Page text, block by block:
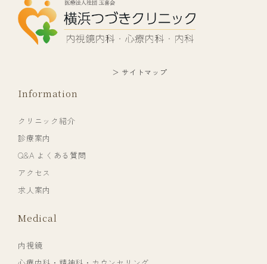
＞ サイトマップ
Information
クリニック紹介
診療案内
Q&A よくある質問
アクセス
求人案内
Medical
内視鏡